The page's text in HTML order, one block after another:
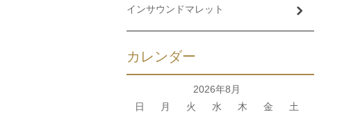
インサウンドマレット
カレンダー
2026年8月
日
月 火 水 木 金
土